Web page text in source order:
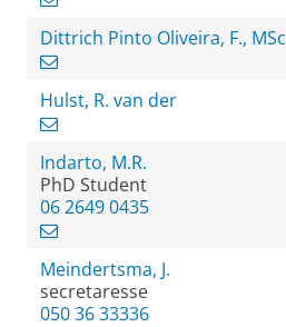
Dittrich Pinto Oliveira, F., MSc
Hulst, R. van der
Indarto, M.R.
PhD Student
06 2649 0435
Meindertsma, J.
secretaresse
050 36 33336